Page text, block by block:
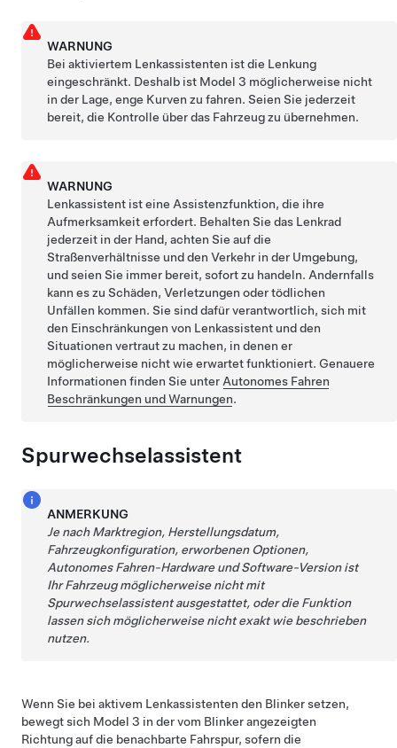
WARNUNG
Bei aktiviertem Lenkassistenten ist die Lenkung
eingeschränkt. Deshalb ist Model 3 möglicherweise nicht
in der Lage, enge Kurven zu fahren. Seien Sie jederzeit
bereit, die Kontrolle über das Fahrzeug zu übernehmen.
WARNUNG
Lenkassistent ist eine Assistenzfunktion, die ihre
Aufmerksamkeit erfordert. Behalten Sie das Lenkrad
jederzeit in der Hand, achten Sie auf die
Straßenverhältnisse und den Verkehr in der Umgebung,
und seien Sie immer bereit, sofort zu handeln. Andernfalls
kann es zu Schäden, Verletzungen oder tödlichen
Unfällen kommen. Sie sind dafür verantwortlich, sich mit
den Einschränkungen von Lenkassistent und den
Situationen vertraut zu machen, in denen er
möglicherweise nicht wie erwartet funktioniert. Genauere
Informationen finden Sie unter Autonomes Fahren
Beschränkungen und Warnungen.
Spurwechselassistent
ANMERKUNG
Je nach Marktregion, Herstellungsdatum,
Fahrzeugkonfiguration, erworbenen Optionen,
Autonomes Fahren-Hardware und Software-Version ist
Ihr Fahrzeug möglicherweise nicht mit
Spurwechselassistentausgestattet, oder die Funktion
lassen sich möglicherweise nicht exakt wie beschrieben
nutzen.
Wenn Sie bei aktivem Lenkassistenten den Blinker setzen,
bewegt sich Model 3 in der vom Blinker angezeigten
Richtung auf die benachbarte Fahrspur, sofern die